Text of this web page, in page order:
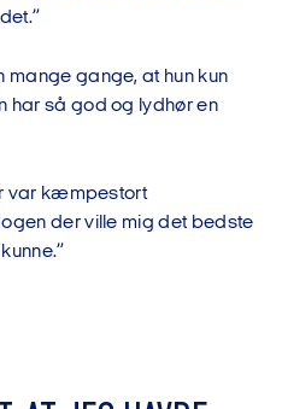
mange gange, at hun kun
har så god og lydhør en
var kæmpestort
der ville mig det bedste